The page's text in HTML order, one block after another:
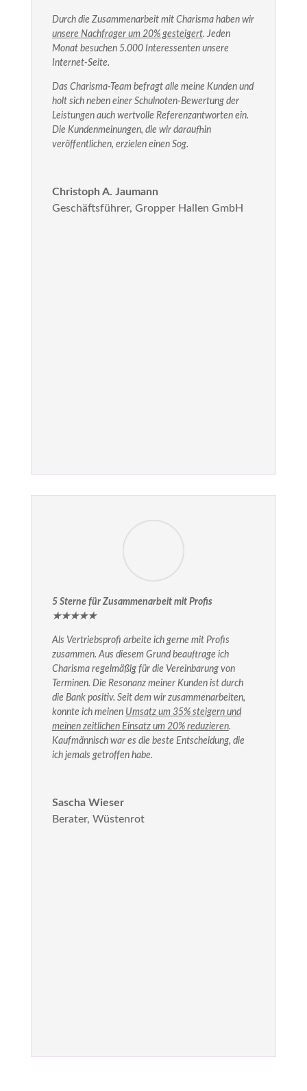
Durch die Zusammenarbeit mit Charisma haben wir
unsere Nachfrager um 20% gesteigert. Jeden
Monat besuchen 5.000 Interessenten unsere
Internet-Seite.
Das Charisma-Team befragt alle meine Kunden und
holt sich neben einer Schulnoten-Bewertung der
Leistungen auch wertvolle Referenzantworten ein.
Die Kundenmeinungen, die wir daraufhin
veröffentlichen, erzielen einen Sog.
Christoph A. Jaumann
Geschäftsführer, Gropper Hallen GmbH
5 Sterne für Zusammenarbeit mit Profis
★★★★★
Als Vertriebsprofi arbeite ich gerne mit Profis
zusammen. Aus diesem Grund beauftrage ich
Charisma regelmäßig für die Vereinbarung von
Terminen. Die Resonanz meiner Kunden ist durch
die Bank positiv. Seit dem wir zusammenarbeiten,
konnte ich meinen Umsatz um 35% steigern und
meinen zeitlichen Einsatz um 20% reduzieren.
Kaufmännisch war es die beste Entscheidung, die
ich jemals getroffen habe.
Sascha Wieser
Berater, Wüstenrot